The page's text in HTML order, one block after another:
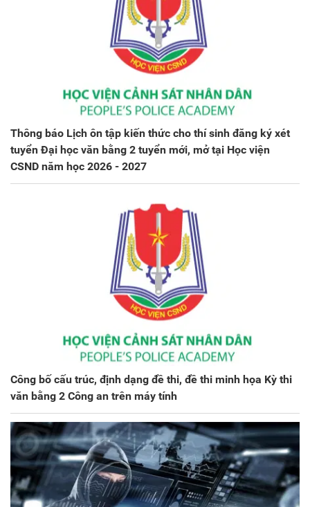
Thông báo Lịch ôn tập kiến thức cho thí sinh đăng ký xét
tuyển Đại học văn bằng 2 tuyển mới, mở tại Học viện
CSND năm học 2026 - 2027
Công bố cấu trúc, định dạng đề thi, đề thi minh họa Kỳ thi
văn bằng 2 Công an trên máy tính